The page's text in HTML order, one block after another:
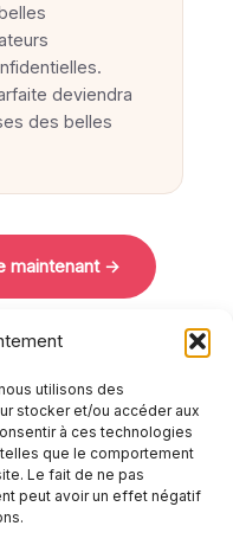
utilisons des
stocker et/ou accéder aux
à ces technologies
que le comportement
Le fait de ne pas
peut avoir un effet négatif
deviendra
des belles
maintenant →
(UE)